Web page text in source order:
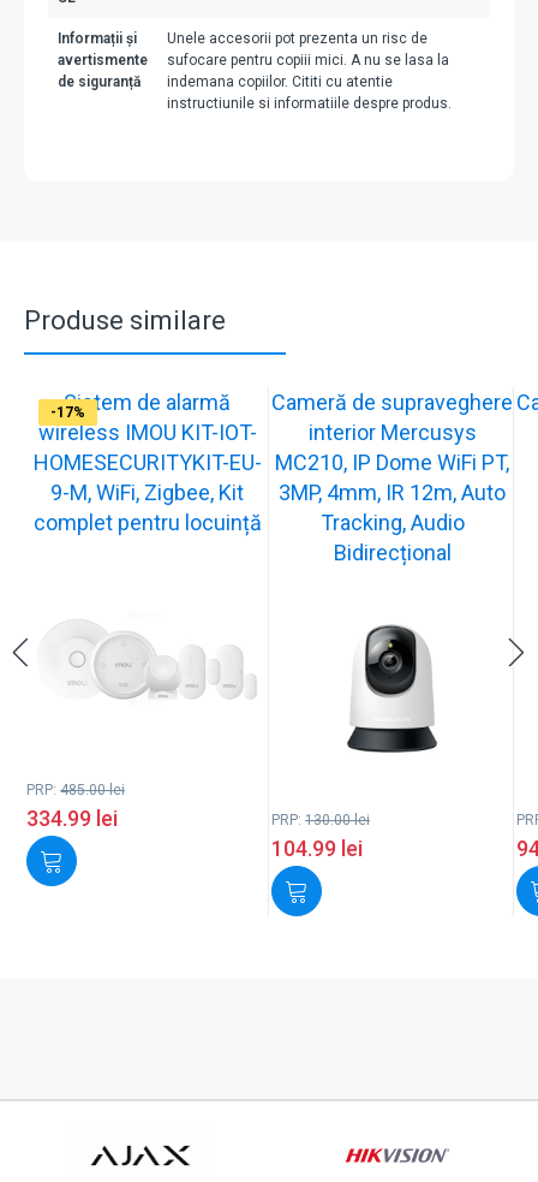
Informații și
avertismente
de siguranță
Unele accesorii pot prezenta un risc de
sufocare pentru copiii mici. A nu se lasa la
indemana copiilor. Cititi cu atentie
instructiunile si informatiile despre produs.
Produse similare
-31%
Sistem de alarmă
wireless IMOU KIT-IOT-
HOMESECURITYKIT-EU-
9-M, WiFi, Zigbee, Kit
complet pentru locuință
PRP: 485.00lei
334.99 lei
-19%
Cameră de supraveghere
interior Mercusys
MC210, IP Dome WiFi PT,
3MP, 4mm, IR 12m, Auto
Tracking, Audio
Bidirecțional
PRP: 130.00lei
104.99 lei
-21%
-13%
-15%
-20%
-12%
-13%
-16%
-17%